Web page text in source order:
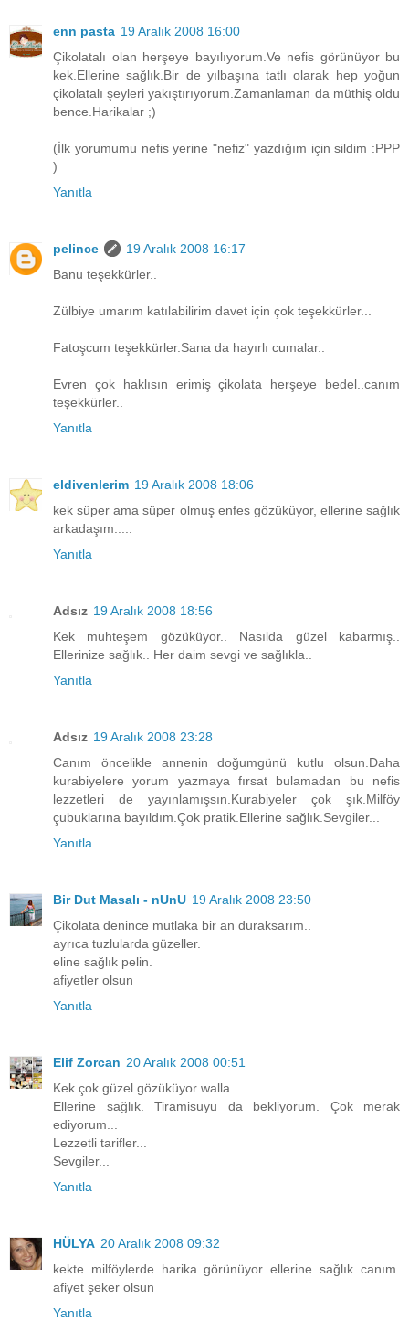
enn pasta 19 Aralık 2008 16:00
Çikolatalı olan herşeye bayılıyorum.Ve nefis görünüyor bu
kek.Ellerine sağlık.Bir de yılbaşına tatlı olarak hep yoğun
çikolatalı şeyleri yakıştırıyorum.Zamanlaman da müthiş oldu
bence.Harikalar ;)
(İlk yorumumu nefis yerine "nefiz" yazdığım için sildim :PPP
)
Yanıtla
pelince
19 Aralık 2008 16:17
Banu teşekkürler..
Zülbiye umarım katılabilirim davet için çok teşekkürler...
Fatoşcum teşekkürler.Sana da hayırlı cumalar..
Evren çok haklısın erimiş çikolata herşeye bedel..canım
teşekkürler..
Yanıtla
eldivenlerim 19 Aralık 2008 18:06
kek süper ama süper olmuş enfes gözüküyor, ellerine sağlık
arkadaşım.....
Yanıtla
Adsız 19 Aralık 2008 18:56
Kek muhteşem gözüküyor.. Nasılda güzel kabarmış..
Ellerinize sağlık.. Her daim sevgi ve sağlıkla..
Yanıtla
Adsız 19 Aralık 2008 23:28
Canım öncelikle annenin doğumgünü kutlu olsun.Daha
kurabiyelere yorum yazmaya fırsat bulamadan bu nefis
lezzetleri de yayınlamışsın.Kurabiyeler çok şık.Milföy
çubuklarına bayıldım.Çok pratik.Ellerine sağlık.Sevgiler...
Yanıtla
Bir Dut Masalı - nUnU 19 Aralık 2008 23:50
Çikolata denince mutlaka bir an duraksarım..
ayrıca tuzlularda güzeller.
eline sağlık pelin.
afiyetler olsun
Yanıtla
Elif Zorcan 20 Aralık 2008 00:51
Kek çok güzel gözüküyor walla...
Ellerine sağlık. Tiramisuyu da bekliyorum. Çok merak
ediyorum...
Lezzetli tarifler...
Sevgiler...
Yanıtla
HÜLYA 20 Aralık 2008 09:32
kekte milföylerde harika görünüyor ellerine sağlık canım.
afiyet şeker olsun
Yanıtla